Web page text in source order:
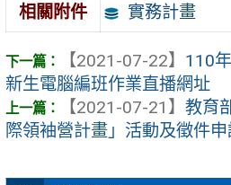
相關附件
實務計畫
【2021-07-22】 110
新生電腦編班作業直播網址
【2021-07-21】 教育
際領袖營計畫」活動及徵件